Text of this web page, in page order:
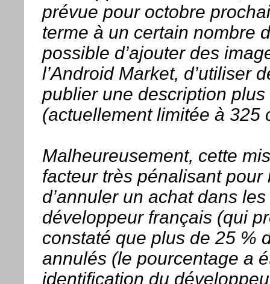
prévue pour octobre
terme à un certain nombre
possible d’ajouter des
l’Android Market, d’utiliser
publier une description
(actuellement limitée à 325
Malheureusement, cette
facteur très pénalisant
d’annuler un achat dans
développeur français (qui
constaté que plus de 25 %
annulés (le pourcentage a
identification du